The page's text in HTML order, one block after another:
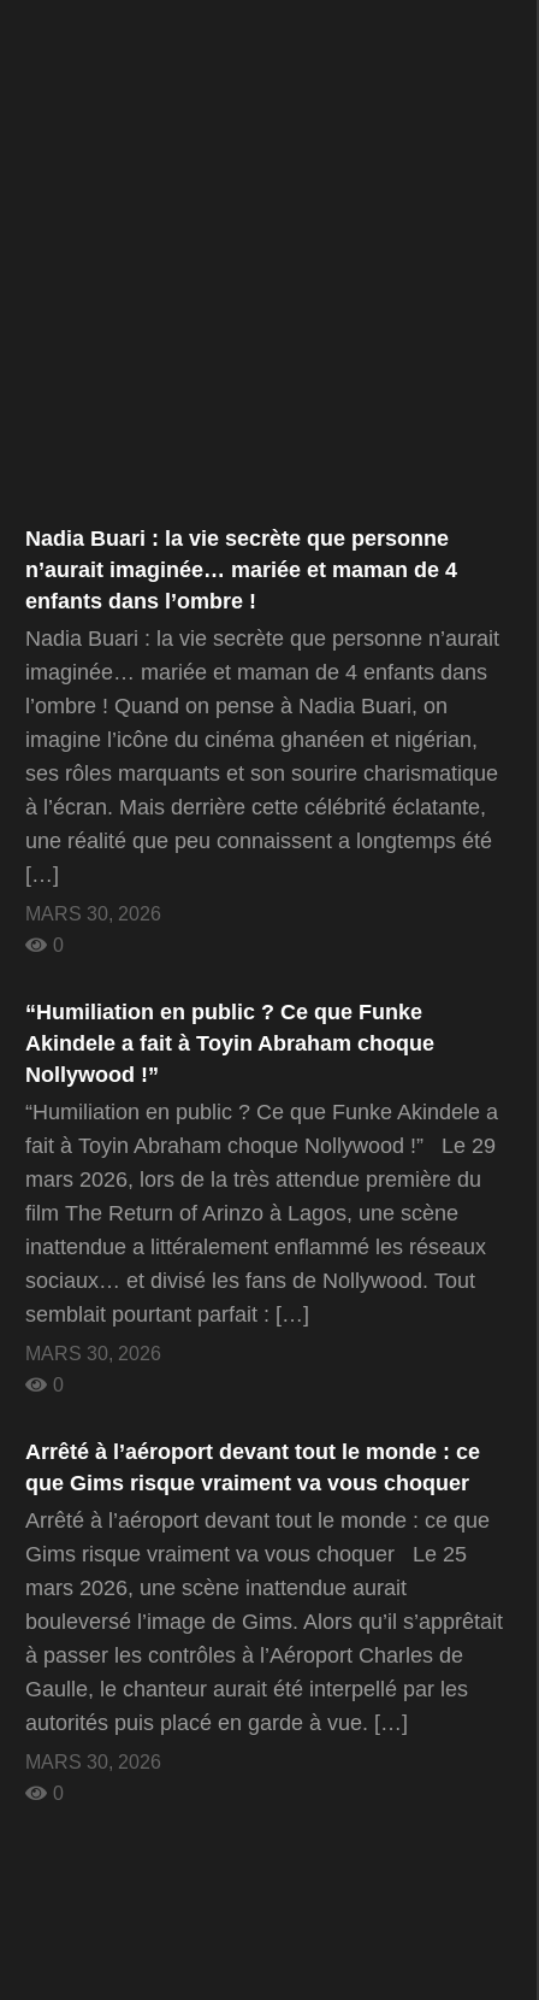
Nadia Buari : la vie secrète que personne
n’aurait imaginée… mariée et maman de 4
enfants dans l’ombre !
Nadia Buari : la vie secrète que personne n’aurait
imaginée… mariée et maman de 4 enfants dans
l’ombre ! Quand on pense à Nadia Buari, on
imagine l’icône du cinéma ghanéen et nigérian,
ses rôles marquants et son sourire charismatique
à l’écran. Mais derrière cette célébrité éclatante,
une réalité que peu connaissent a longtemps été
[…]
MARS 30, 2026
0
“Humiliation en public ? Ce que Funke
Akindele a fait à Toyin Abraham choque
Nollywood !”
“Humiliation en public ? Ce que Funke Akindele a
fait à Toyin Abraham choque Nollywood !” Le 29
mars 2026, lors de la très attendue première du
film The Return of Arinzo à Lagos, une scène
inattendue a littéralement enflammé les réseaux
sociaux… et divisé les fans de Nollywood. Tout
semblait pourtant parfait : […]
MARS 30, 2026
0
Arrêté à l’aéroport devant tout le monde : ce
que Gims risque vraiment va vous choquer
Arrêté à l’aéroport devant tout le monde : ce que
Gims risque vraiment va vous choquer Le 25
mars 2026, une scène inattendue aurait
bouleversé l’image de Gims. Alors qu’il s’apprêtait
à passer les contrôles à l’Aéroport Charles de
Gaulle, le chanteur aurait été interpellé par les
autorités puis placé en garde à vue. […]
MARS 30, 2026
0